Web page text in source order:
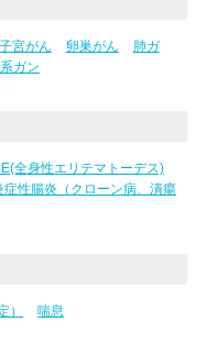
子宮がん 卵巣がん
肺ガ
ガン
全身性エリテマトーデス)
症性腸炎（クローン病、潰瘍
） 喘息